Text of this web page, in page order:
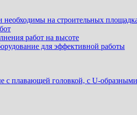
необходимы на строительных
работ на высоте
для эффективной работы
c плавающей головкой, с U-